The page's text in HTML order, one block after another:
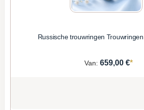
Russische trouwringen
Van: 659,00 €*